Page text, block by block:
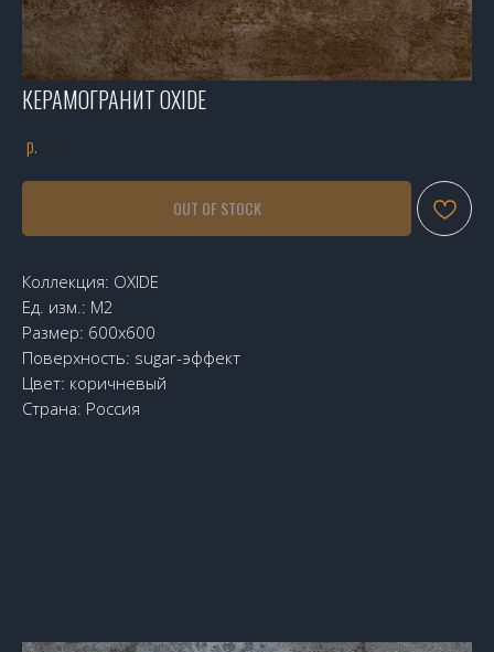
КЕРАМОГРАНИТ OXIDE
р.
OUT OF STOCK
Коллекция: OXIDE
Ед. изм.: М2
Размер: 600х600
Поверхность: sugar-эффект
Цвет: коричневый
Страна: Россия